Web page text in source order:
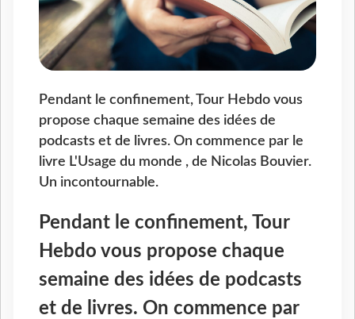
Pendant le confinement, Tour Hebdo vous
propose chaque semaine des idées de
podcasts et de livres. On commence par le
livre L'Usage du monde , de Nicolas Bouvier.
Un incontournable.
Pendant le confinement, Tour
Hebdo vous propose chaque
semaine des idées de podcasts
et de livres. On commence par